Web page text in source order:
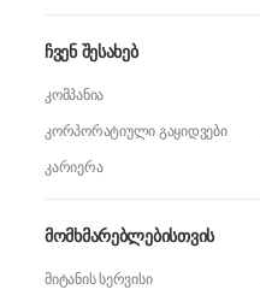
ჩვენ შესახებ
კომპანია
კორპორატიული გაყიდვები
კარიერა
მომხმარებლებისთვის
მიტანის სერვისი